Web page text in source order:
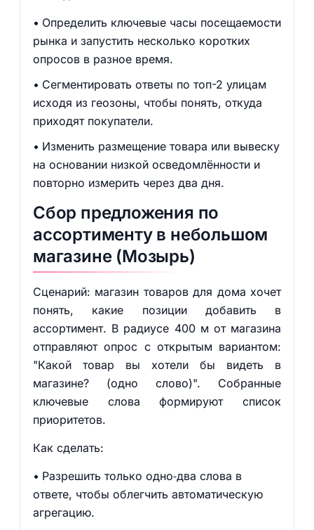
Определить ключевые часы посещаемости
рынка и запустить несколько коротких
опросов в разное время.
Сегментировать ответы по топ-2 улицам
исходя из геозоны, чтобы понять, откуда
приходят покупатели.
Изменить размещение товара или вывеску
на основании низкой осведомлённости и
повторно измерить через два дня.
Сбор предложения по
ассортименту в небольшом
магазине (Мозырь)
Сценарий: магазин товаров для дома хочет
понять, какие позиции добавить в
ассортимент. В радиусе 400 м от магазина
отправляют опрос с открытым вариантом:
"Какой товар вы хотели бы видеть в
магазине? (одно слово)". Собранные
ключевые слова формируют список
приоритетов.
Как сделать:
Разрешить только одно‑два слова в
ответе, чтобы облегчить автоматическую
агрегацию.